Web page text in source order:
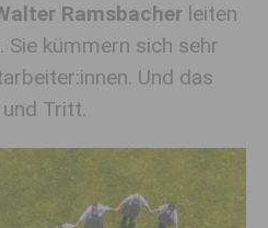
Ramsbacher leiten
kümmern sich sehr
Und das
Tritt.